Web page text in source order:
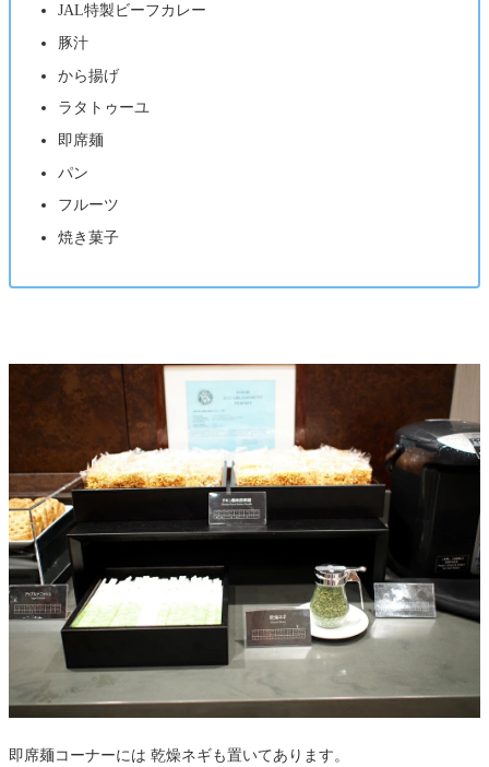
JAL特製ビーフカレー
豚汁
から揚げ
ラタトゥーユ
即席麺
パン
フルーツ
焼き菓子
即席麺コーナーには 乾燥ネギも置いてあります。